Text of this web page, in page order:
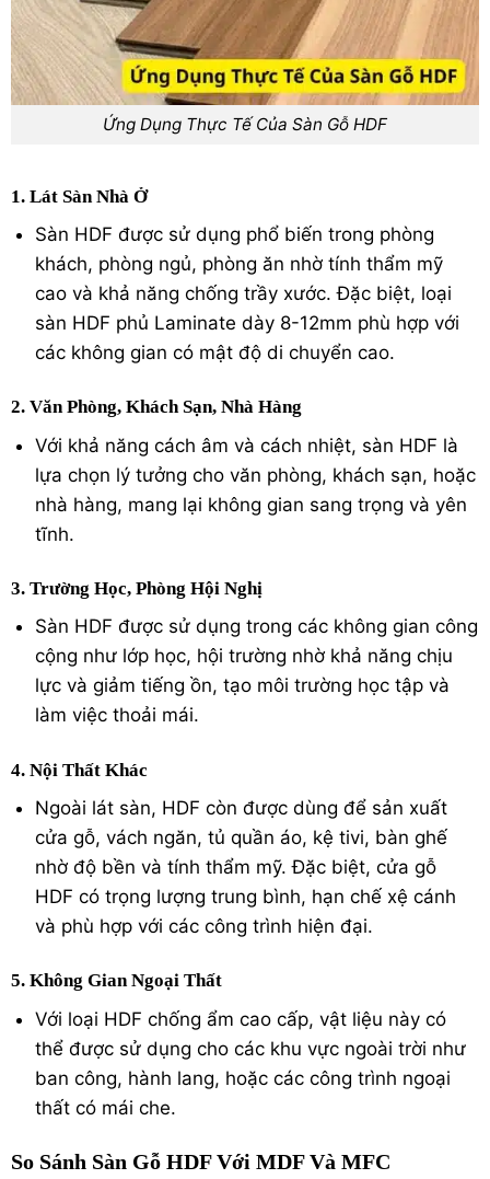
Ứng Dụng Thực Tế Của Sàn Gỗ HDF
1. Lát Sàn Nhà Ở
Sàn HDF được sử dụng phổ biến trong phòng
khách, phòng ngủ, phòng ăn nhờ tính thẩm mỹ
cao và khả năng chống trầy xước. Đặc biệt, loại
sàn HDF phủ Laminate dày 8-12mm phù hợp với
các không gian có mật độ di chuyển cao.
2. Văn Phòng, Khách Sạn, Nhà Hàng
Với khả năng cách âm và cách nhiệt, sàn HDF là
lựa chọn lý tưởng cho văn phòng, khách sạn, hoặc
nhà hàng, mang lại không gian sang trọng và yên
tĩnh.
3. Trường Học, Phòng Hội Nghị
Sàn HDF được sử dụng trong các không gian công
cộng như lớp học, hội trường nhờ khả năng chịu
lực và giảm tiếng ồn, tạo môi trường học tập và
làm việc thoải mái.
4. Nội Thất Khác
Ngoài lát sàn, HDF còn được dùng để sản xuất
cửa gỗ, vách ngăn, tủ quần áo, kệ tivi, bàn ghế
nhờ độ bền và tính thẩm mỹ. Đặc biệt, cửa gỗ
HDF có trọng lượng trung bình, hạn chế xệ cánh
và phù hợp với các công trình hiện đại.
5. Không Gian Ngoại Thất
Với loại HDF chống ẩm cao cấp, vật liệu này có
thể được sử dụng cho các khu vực ngoài trời như
ban công, hành lang, hoặc các công trình ngoại
thất có mái che.
So Sánh Sàn Gỗ HDF Với MDF Và MFC